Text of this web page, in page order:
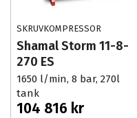
SKRUVKOMPRESSOR
Shamal Storm 11-8-
270 ES
1650 l/min, 8 bar, 270l
tank
104 816 kr